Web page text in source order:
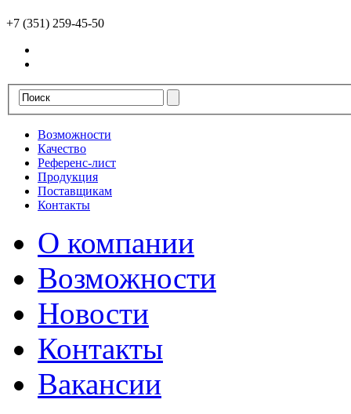
+7 (351) 259-45-50
Возможности
Качество
Референс-лист
Продукция
Поставщикам
Контакты
О компании
Возможности
Новости
Контакты
Вакансии